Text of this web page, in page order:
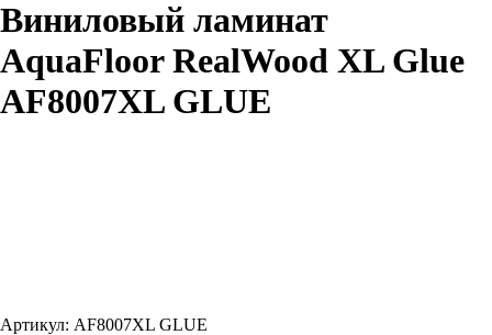
Виниловый ламинат
AquaFloor RealWood XL Glue
AF8007XL GLUE
Артикул: AF8007XL GLUE